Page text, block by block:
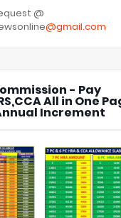
@
@gmail.com
- Pay
All in One
Increment